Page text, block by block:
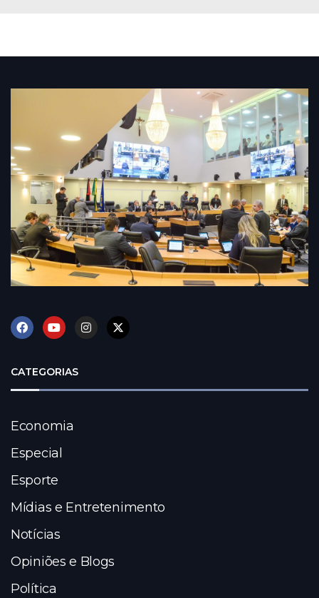
CATEGORIAS
Economia
Especial
Esporte
Mídias e Entretenimento
Notícias
Opiniões e Blogs
Política